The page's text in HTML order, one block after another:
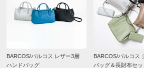
2026/03/01
シルバー
BARCOS/バルコス レザー3層
ハンドバッグ
BARCOS/バルコス
バッグ＆長財布セッ